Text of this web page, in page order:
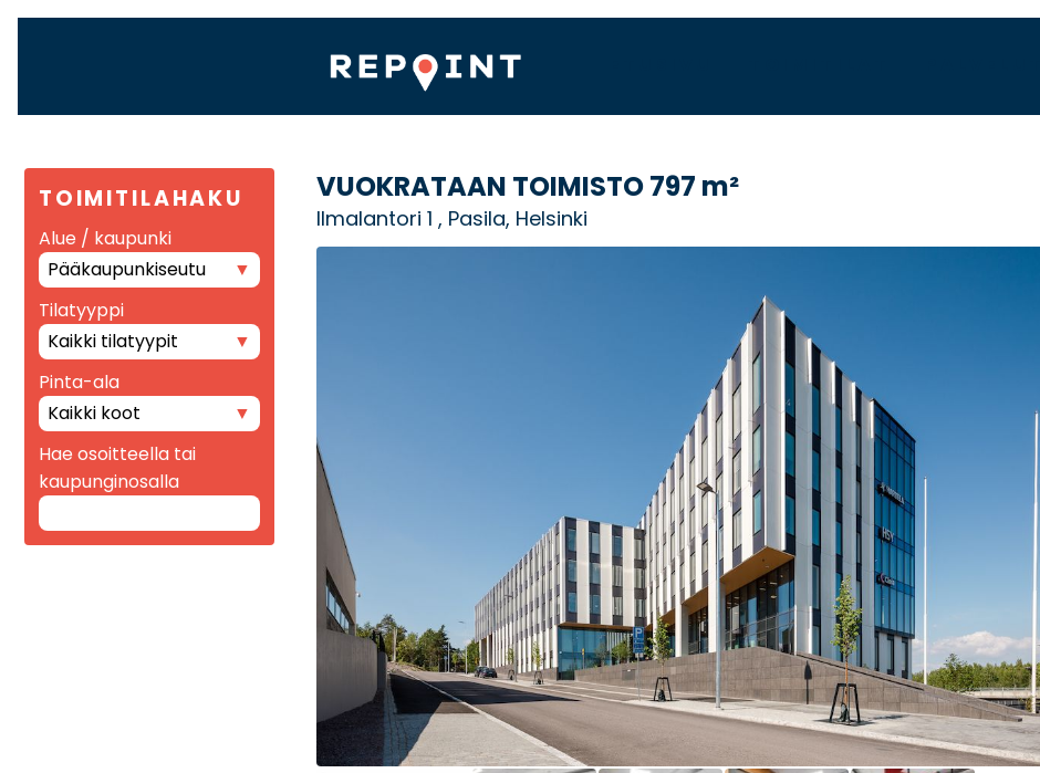
VUOKRATAAN TOIMISTO797 m²
Ilmalantori 1 , Pasila, Helsinki
TOIMITILAHAKU
Alue / kaupunki
Pääkaupunkiseutu
Tilatyyppi
Kaikki tilatyypit
Pinta-ala
Kaikki koot
Hae osoitteella tai
kaupunginosalla